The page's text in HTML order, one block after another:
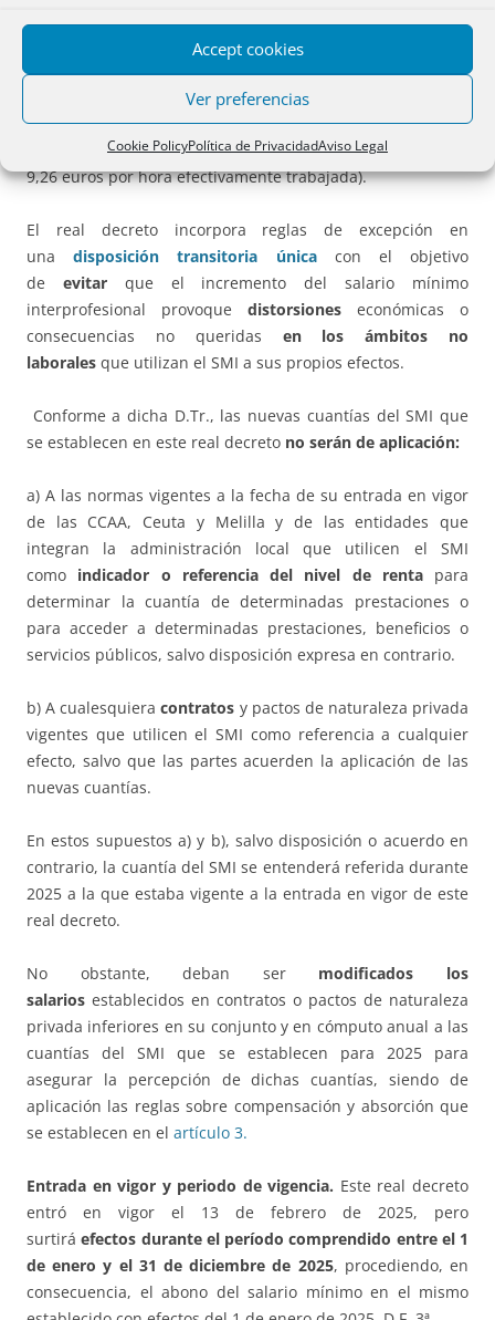
Accept cookies
Ver preferencias
Cookie PolicyPolítica de PrivacidadAviso Legal
anual, fueran superiores a aquel).
se dedica a los trabajadores
temporeros y personas empleadas de hogar(con una
retribución mínima, sí es por horas en régimen externo, de
9,26 euros por hora efectivamente trabajada).
El real decreto incorpora reglas de excepción en
unadisposición transitoria única
con el objetivo
de evitarque el incremento del salario mínimo
interprofesional provoque distorsiones económicas o
consecuencias no queridas en los ámbitos no
laborales que utilizan el SMI a sus propios efectos.
Conforme a dicha D.Tr., las nuevas cuantías del SMI que
se establecen en este real decreto no serán de aplicación:
a) A las normas vigentes a la fecha de su entrada en vigor
de las CCAA, Ceuta y Melilla y de las entidades que
integran la administración local que utilicen el SMI
como indicador o referencia del nivel de renta para
determinar la cuantía de determinadas prestaciones o
para acceder a determinadas prestaciones, beneficios o
servicios públicos, salvo disposición expresa en contrario.
b) A cualesquieracontratos y pactos de naturaleza privada
vigentes que utilicen el SMI como referencia a cualquier
efecto, salvo que las partes acuerden la aplicación de las
nuevas cuantías.
En estos supuestos a) y b), salvo disposición o acuerdo en
contrario, la cuantía del SMI se entenderá referida durante
2025 a la que estaba vigente a la entrada en vigor de este
real decreto.
No obstante, deban ser modificados los
salarios establecidos en contratos o pactos de naturaleza
privada inferiores en su conjunto y en cómputo anual a las
cuantías del SMI que se establecen para 2025 para
asegurar la percepción de dichas cuantías, siendo de
aplicación las reglas sobre compensación y absorción que
se establecen en el artículo 3.
Entrada en vigor y periodo de vigencia. Este real decreto
entró en vigor el 13 de febrero de 2025, pero
surtiráefectos durante el período comprendido entre el 1
de enero y el 31 de diciembre de 2025, procediendo, en
consecuencia, el abono del salario mínimo en el mismo